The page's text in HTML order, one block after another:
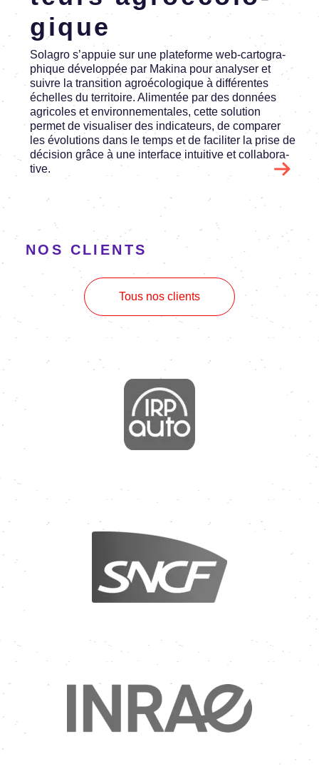
gique
Sola­gro s’ap­puie sur une plate­forme web-carto­gra­
phique déve­lop­pée par Makina pour analy­ser et
suivre la tran­si­tion agroé­co­lo­gique à diffé­rentes
échelles du terri­toire. Alimen­tée par des données
agri­coles et envi­ron­ne­men­tales, cette solu­tion
permet de visua­li­ser des indi­ca­teurs, de compa­rer
les évolu­tions dans le temps et de faci­li­ter la prise de
déci­sion grâce à une inter­face intui­tive et colla­bo­ra­
tive.
NOS CLIENTS
Tous nos clients
Image
Image